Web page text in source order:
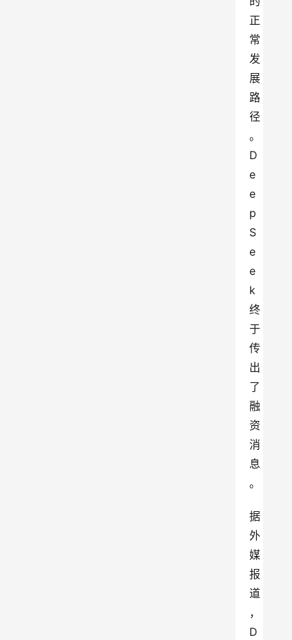
正
常
发
展
路
径
。
D
e
e
p
S
e
e
k
终
于
传
出
了
融
资
消
息
。
据
外
媒
报
道
，
D